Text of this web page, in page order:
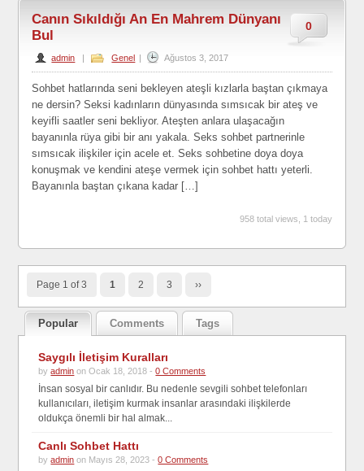
0
Canın Sıkıldığı An En Mahrem Dünyanı
Bul
admin | Genel | Ağustos 3, 2017
Sohbet hatlarında seni bekleyen ateşli kızlarla baştan çıkmaya
ne dersin? Seksi kadınların dünyasında sımsıcak bir ateş ve
keyifli saatler seni bekliyor. Ateşten anlara ulaşacağın
bayanınla rüya gibi bir anı yakala. Seks sohbet partnerinle
sımsıcak ilişkiler için acele et. Seks sohbetine doya doya
konuşmak ve kendini ateşe vermek için sohbet hattı yeterli.
Bayanınla baştan çıkana kadar […]
958 total views, 1 today
Page 1 of 3 1 2 3 ››
Popular Comments Tags
Saygılı İletişim Kuralları
byadmin on Ocak 18, 2018 -0 Comments
İnsan sosyal bir canlıdır. Bu nedenle sevgili sohbet telefonları
kullanıcıları, iletişim kurmak insanlar arasındaki ilişkilerde
oldukça önemli bir hal almak...
Canlı Sohbet Hattı
byadmin on Mayıs 28, 2023 -0 Comments